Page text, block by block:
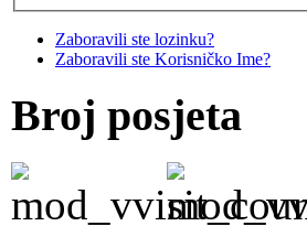
Zaboravili ste lozinku?
Zaboravili ste Korisničko Ime?
Broj posjeta